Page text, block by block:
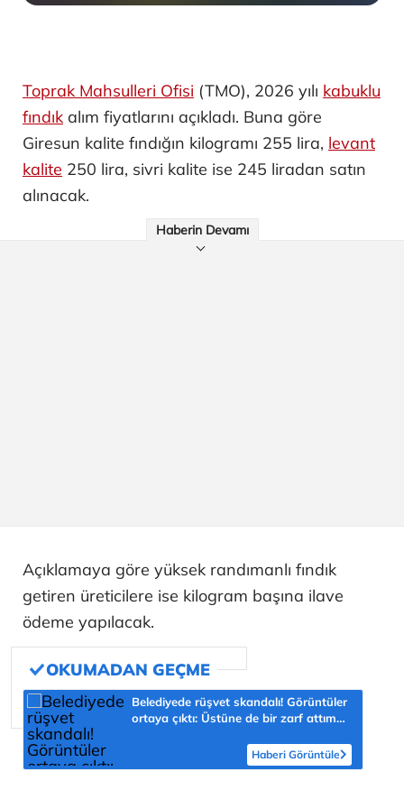
Toprak Mahsulleri Ofisi (TMO), 2026 yılı kabuklu
fındık alım fiyatlarını açıkladı. Buna göre
Giresun kalite fındığın kilogramı 255 lira, levant
kalite 250 lira, sivri kalite ise 245 liradan satın
alınacak.
Haberin Devamı
Açıklamaya göre yüksek randımanlı fındık
getiren üreticilere ise kilogram başına ilave
ödeme yapılacak.
Belediyede rüşvet skandalı! Görüntüler
ortaya çıktı: Üstüne de bir zarf attım
Haberi Görüntüle